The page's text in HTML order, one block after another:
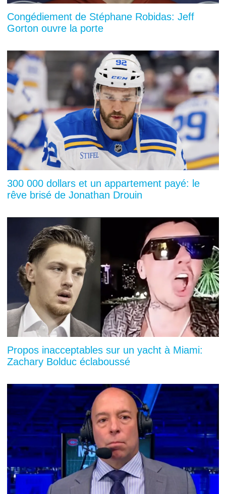
Congédiement de Stéphane Robidas: Jeff
Gorton ouvre la porte
300 000 dollars et un appartement payé: le
rêve brisé de Jonathan Drouin
Propos inacceptables sur un yacht à Miami:
Zachary Bolduc éclaboussé